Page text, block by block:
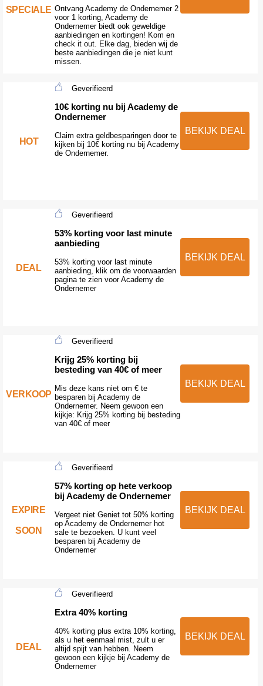
SPECIALE Ontvang Academy de Ondernemer 2
voor 1 korting, Academy de
Ondernemer biedt ook geweldige
aanbiedingen en kortingen! Kom en
check it out. Elke dag, bieden wij de
beste aanbiedingen die je niet kunt
missen.
HOT
Geverifieerd
10€ korting nu bij Academy de
Ondernemer
Claim extra geldbesparingen door te
kijken bij 10€ korting nu bij Academy
de Ondernemer.
BEKIJK DEAL
DEAL
Geverifieerd
53% korting voor last minute
aanbieding
53% korting voor last minute
aanbieding, klik om de voorwaarden
pagina te zien voor Academy de
Ondernemer
BEKIJK DEAL
VERKOOP
Geverifieerd
Krijg 25% korting bij
besteding van 40€ of meer
Mis deze kans niet om € te
besparen bij Academy de
Ondernemer. Neem gewoon een
kijkje: Krijg 25% korting bij besteding
van 40€ of meer
BEKIJK DEAL
EXPIRE
SOON
Geverifieerd
57% korting op hete verkoop
bij Academy de Ondernemer
Vergeet niet Geniet tot 50% korting
op Academy de Ondernemer hot
sale te bezoeken. U kunt veel
besparen bij Academy de
Ondernemer
BEKIJK DEAL
DEAL
Geverifieerd
Extra 40% korting
40% korting plus extra 10% korting,
als u het eenmaal mist, zult u er
altijd spijt van hebben. Neem
gewoon een kijkje bij Academy de
Ondernemer
BEKIJK DEAL